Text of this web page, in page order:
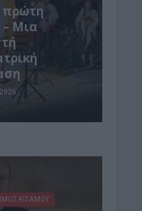
πρώτη
– Μια
ΚΙΣΆΜΟΥ